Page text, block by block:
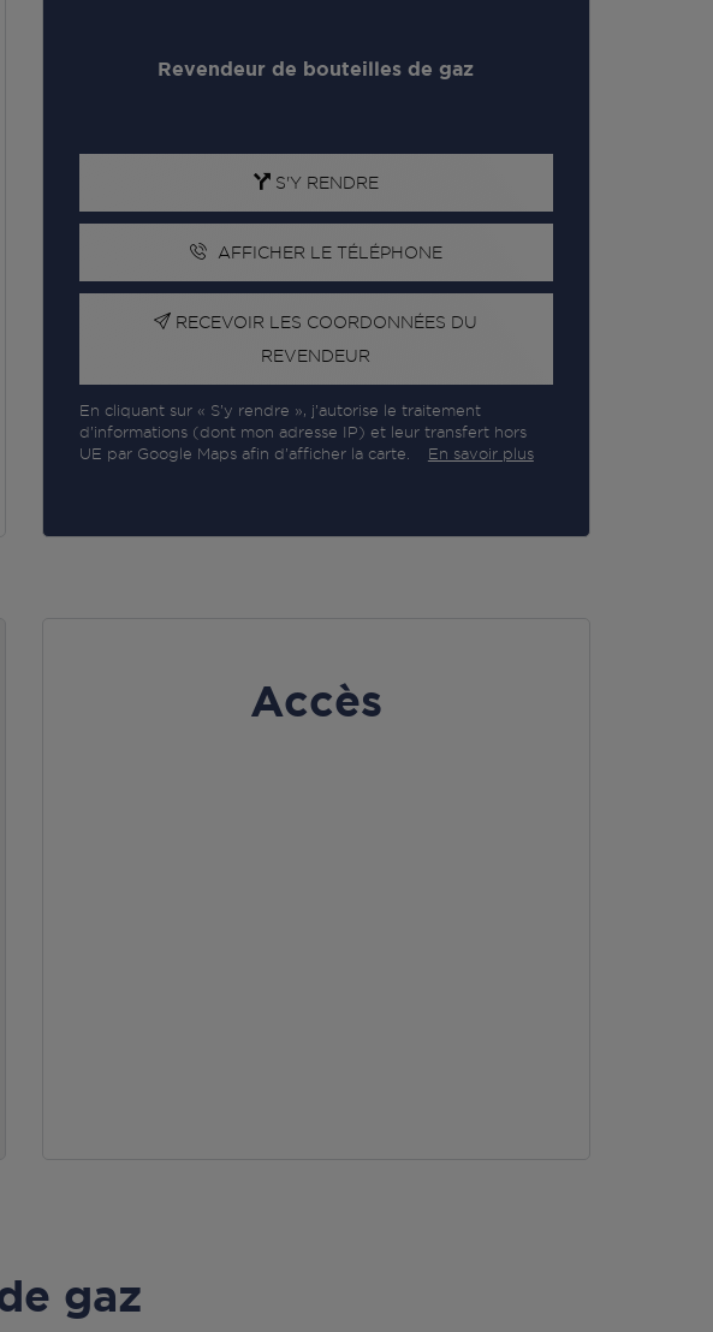
Revendeur de bouteilles de gaz
S'Y RENDRE
AFFICHER LE TÉLÉPHONE
RECEVOIR LES COORDONNÉES DU
REVENDEUR
En cliquant sur « S’y rendre », j’autorise le traitement
d’informations (dont mon adresse IP) et leur transfert hors
UE par Google Maps afin d’afficher la carte.
En savoir plus
Accès
gaz